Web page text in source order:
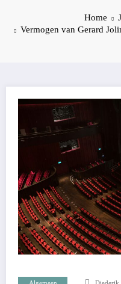
Home J
Vermogen van Gerard